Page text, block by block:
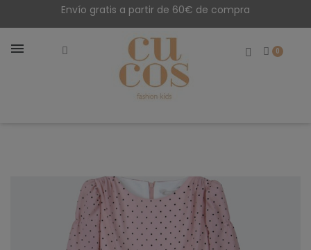
Envío gratis a partir de 60€ de compra